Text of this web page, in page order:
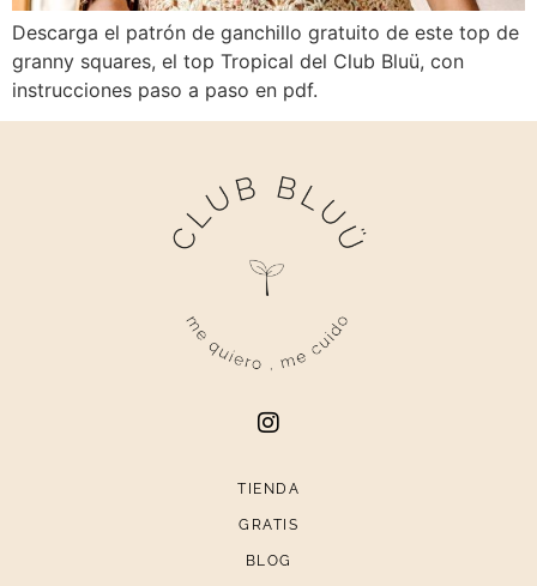
Descarga el patrón de ganchillo gratuito de este top de
granny squares, el top Tropical del Club Bluü, con
instrucciones paso a paso en pdf.
TIENDA
GRATIS
BLOG